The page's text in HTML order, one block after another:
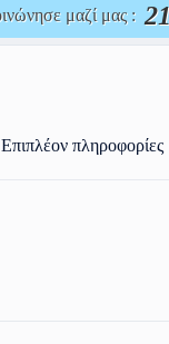
μαζί μας :
Επιπλέον πληροφορίες